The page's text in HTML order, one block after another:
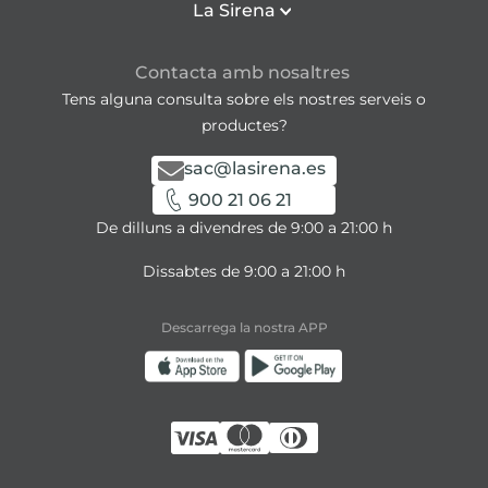
La Sirena
Contacta amb nosaltres
Tens alguna consulta sobre els nostres serveis o
productes?
sac@lasirena.es
900 21 06 21
De dilluns a divendres de 9:00 a 21:00 h
Dissabtes de 9:00 a 21:00 h
Descarrega la nostra APP